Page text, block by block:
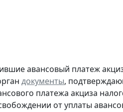
авансовый платеж
документы,
платежа акциза
от уплаты